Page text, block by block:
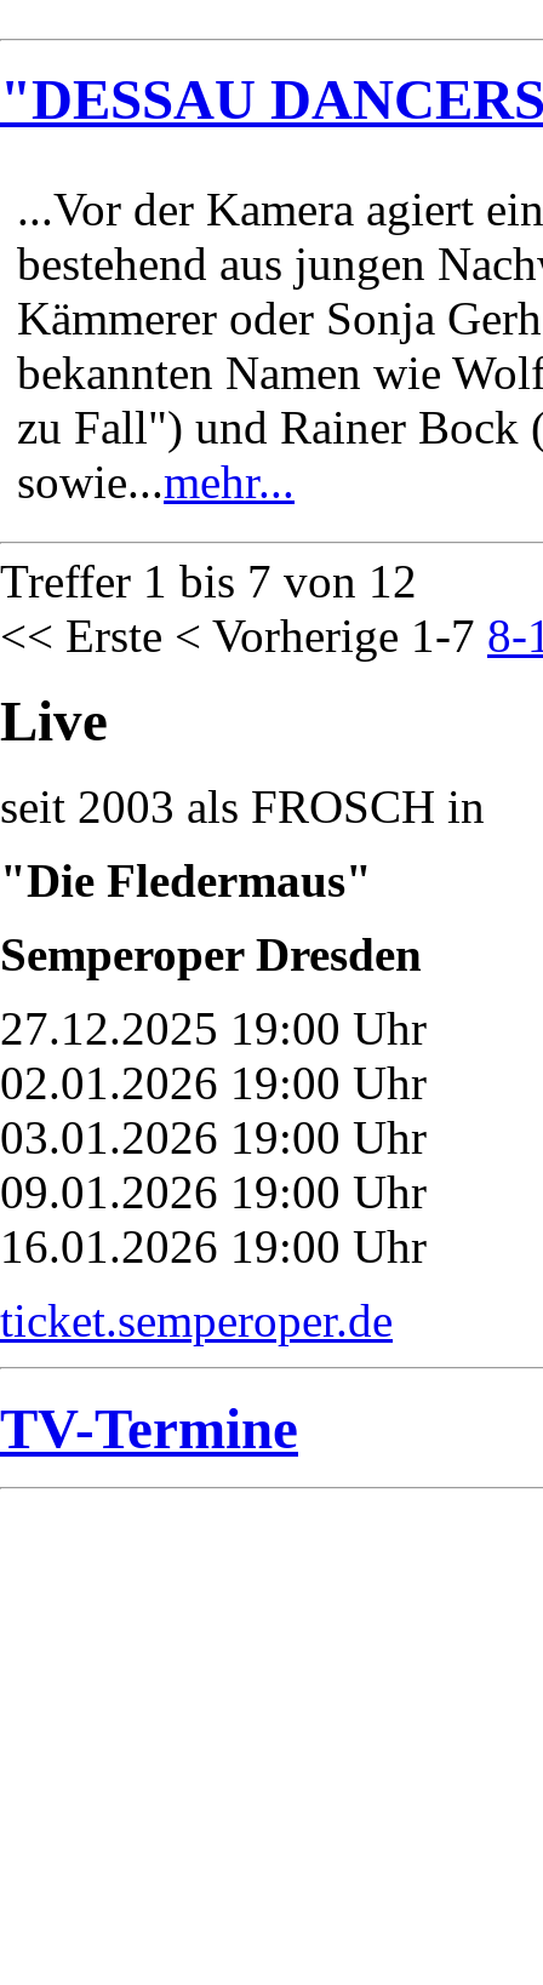
"DESSAU
...Vor der Kamera agiert
bestehend aus jungen
Kämmerer oder Sonja
bekannten Namen wie
zu Fall") und Rainer Bock
sowie...mehr...
Treffer 1 bis 7 von 12
<< Erste < Vorherige 1-7 8-
Live
seit 2003 als FROSCH in
"Die Fledermaus"
Semperoper Dresden
27.12.2025 19:00 Uhr
02.01.2026 19:00 Uhr
03.01.2026 19:00 Uhr
09.01.2026 19:00 Uhr
16.01.2026 19:00 Uhr
ticket.semperoper.de
TV-Termine